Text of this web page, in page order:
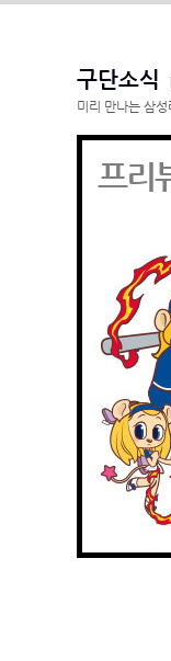
구단소식
미리 만나는 삼
프리